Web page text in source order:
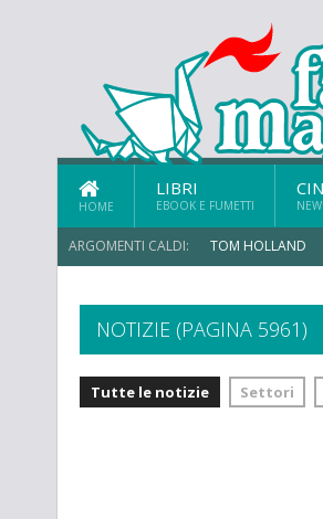
HOME
LIBRI
EBOOK E FUMETTI
ARGOMENTI CALDI: TOM HOLLAND
NOTIZIE (PAGINA 5961)
Tutte le notizie Settori